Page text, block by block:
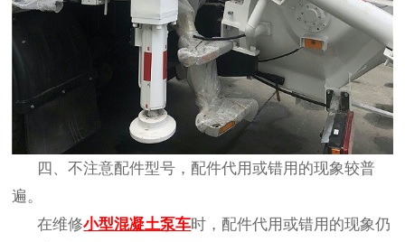
四、不注意配件型号，配件代用或错用的现象较普
遍。
在维修小型混凝土泵车时，配件代用或错用的现象仍